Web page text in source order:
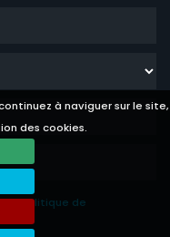
à naviguer sur le site,
des cookies.
lapolitique de